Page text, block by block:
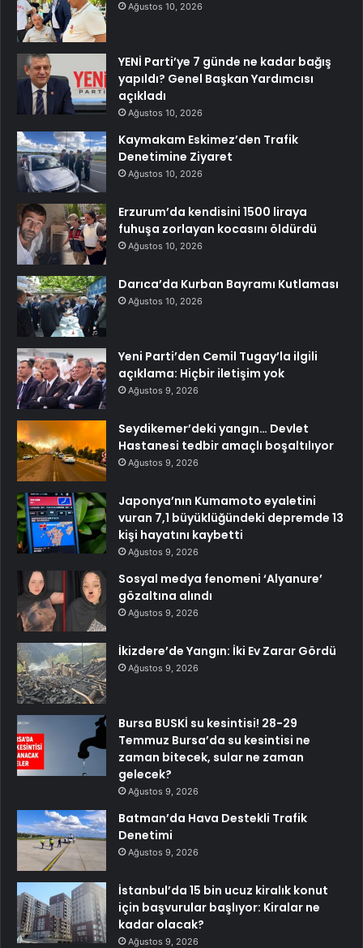
Ağustos 10, 2026
YENİ Parti’ye 7 günde ne kadar bağış
yapıldı? Genel Başkan Yardımcısı
açıkladı
Ağustos 10, 2026
Kaymakam Eskimez’den Trafik
Denetimine Ziyaret
Ağustos 10, 2026
Erzurum’da kendisini 1500 liraya
fuhuşa zorlayan kocasını öldürdü
Ağustos 10, 2026
Darıca’da Kurban Bayramı Kutlaması
Ağustos 10, 2026
Yeni Parti’den Cemil Tugay’la ilgili
açıklama: Hiçbir iletişim yok
Ağustos 9, 2026
Seydikemer’deki yangın… Devlet
Hastanesi tedbir amaçlı boşaltılıyor
Ağustos 9, 2026
Japonya’nın Kumamoto eyaletini
vuran 7,1 büyüklüğündeki depremde 13
kişi hayatını kaybetti
Ağustos 9, 2026
Sosyal medya fenomeni ‘Alyanure’
gözaltına alındı
Ağustos 9, 2026
İkizdere’de Yangın: İki Ev Zarar Gördü
Ağustos 9, 2026
Bursa BUSKİ su kesintisi! 28-29
Temmuz Bursa’da su kesintisi ne
zaman bitecek, sular ne zaman
gelecek?
Ağustos 9, 2026
Batman’da Hava Destekli Trafik
Denetimi
Ağustos 9, 2026
İstanbul’da 15 bin ucuz kiralık konut
için başvurular başlıyor: Kiralar ne
kadar olacak?
Ağustos 9, 2026